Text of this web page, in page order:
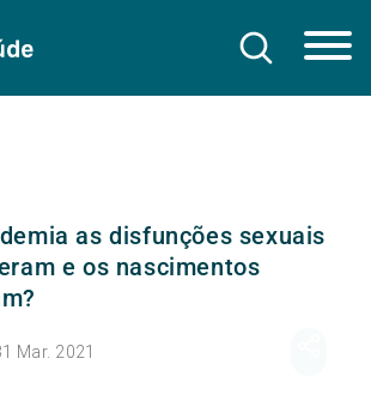
as disfunções sexuais
e os nascimentos
Mar. 2021